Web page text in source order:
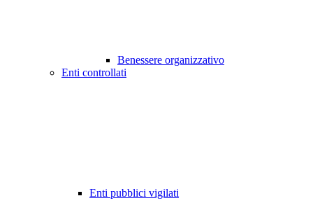
Benessere organizzativo
Enti controllati
Enti pubblici vigilati